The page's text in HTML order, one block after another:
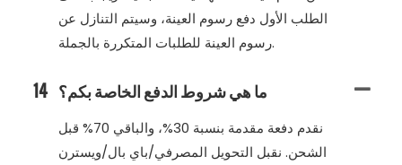
الطلب الأول دفع رسوم العينة، وسيتم التنازل عن
رسوم العينة للطلبات المتكررة بالجملة.
14 ما هي شروط الدفع الخاصة بكم؟
نقدم دفعة مقدمة بنسبة 30%، والباقي 70% قبل
الشحن. نقبل التحويل المصرفي/باي بال/ويسترن